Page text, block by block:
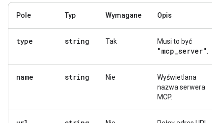
Pole Typ Wymagane Opis
type string Tak Musi to być
"mcp_server"
name string Nie
Wyświetlana
nazwa serwera
MCP.